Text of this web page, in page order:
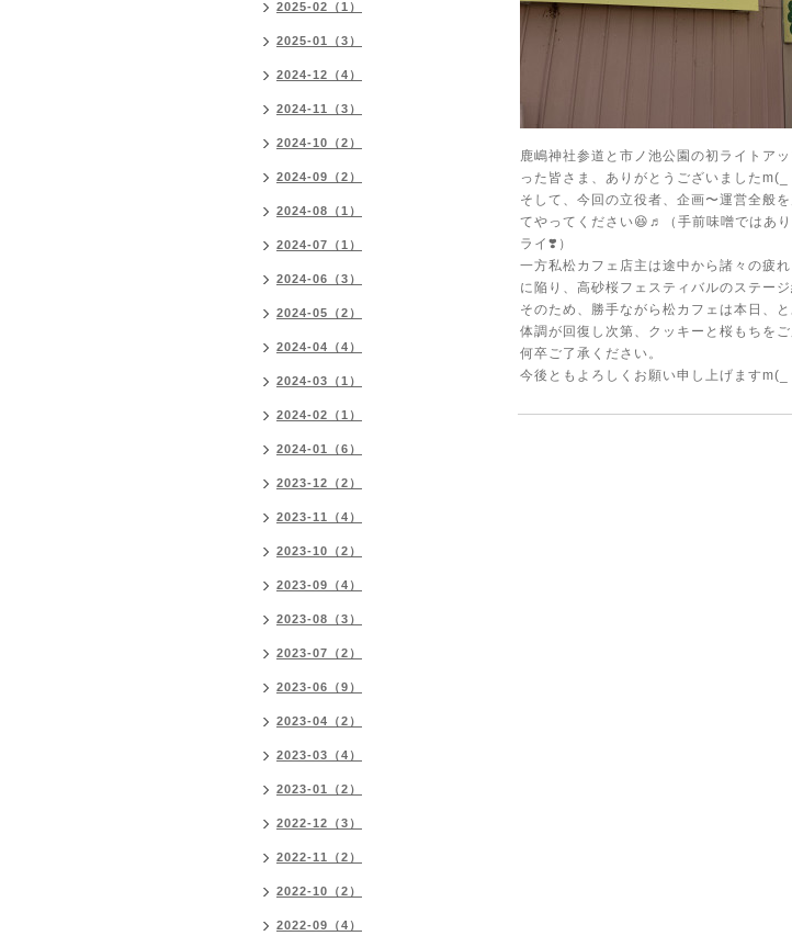
鹿嶋神社参道と市ノ池公園の初ライトア
った皆さま、ありがとうございました
そして、今回の立役者、企画〜運営全般
てやってください😆♬（手前味噌ではあ
ライ❣️）
一方私松カフェ店主は途中から諸々の疲
に陥り、高砂桜フェスティバルのステー
そのため、勝手ながら松カフェは本日、
体調が回復し次第、クッキーと桜もちを
何卒ご了承ください。
今後ともよろしくお願い申し上げます
2025-02（1）
2025-01（3）
2024-12（4）
2024-11（3）
2024-10（2）
2024-09（2）
2024-08（1）
2024-07（1）
2024-06（3）
2024-05（2）
2024-04（4）
2024-03（1）
2024-02（1）
2024-01（6）
2023-12（2）
2023-11（4）
2023-10（2）
2023-09（4）
2023-08（3）
2023-07（2）
2023-06（9）
2023-04（2）
2023-03（4）
2023-01（2）
2022-12（3）
2022-11（2）
2022-10（2）
2022-09（4）